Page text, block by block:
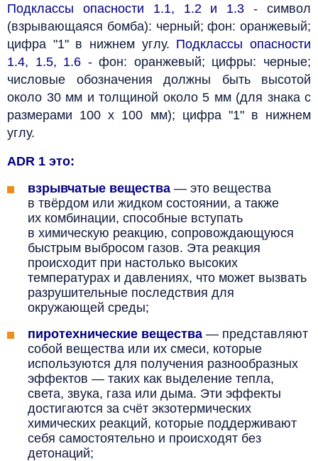
Подклассы опасности 1.1, 1.2 и 1.3 - символ
(взрывающаяся бомба): черный; фон: оранжевый;
цифра "1" в нижнем углу. Подклассы опасности
1.4, 1.5, 1.6 - фон: оранжевый; цифры: черные;
числовые обозначения должны быть высотой
около 30 мм и толщиной около 5 мм (для знака с
размерами 100 х 100 мм); цифра "1" в нижнем
углу.
ADR 1 это:
взрывчатые вещества — это вещества
в твёрдом или жидком состоянии, а также
их комбинации, способные вступать
в химическую реакцию, сопровождающуюся
быстрым выбросом газов. Эта реакция
происходит при настолько высоких
температурах и давлениях, что может вызвать
разрушительные последствия для
окружающей среды;
пиротехнические вещества — представляют
собой вещества или их смеси, которые
используются для получения разнообразных
эффектов — таких как выделение тепла,
света, звука, газа или дыма. Эти эффекты
достигаются за счёт экзотермических
химических реакций, которые поддерживают
себя самостоятельно и происходят без
детонаций;